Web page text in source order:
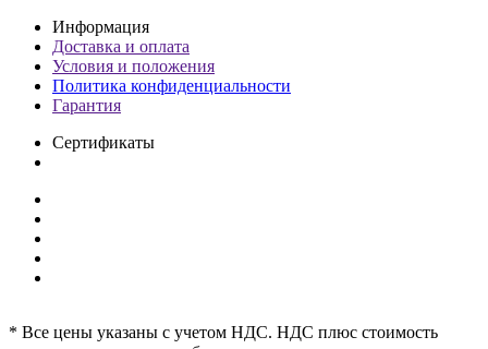
Информация
Доставка и оплата
Условия и положения
Политика конфиденциальности
Гарантия
Сертификаты
* Все цены указаны с учетом НДС. НДС плюс стоимость